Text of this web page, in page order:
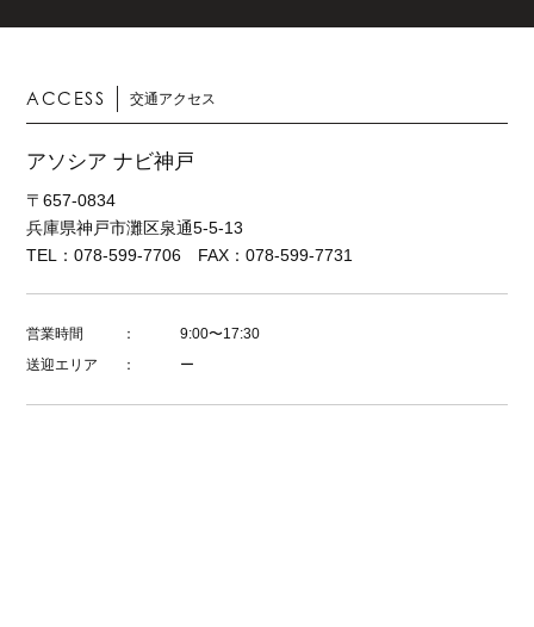
ACCESS 交通アクセス
アソシア ナビ神戸
〒657-0834
兵庫県神戸市灘区泉通5-5-13
TEL：078-599-7706 FAX：078-599-7731
営業時間 ：
9:00〜17:30
送迎エリア
： ー